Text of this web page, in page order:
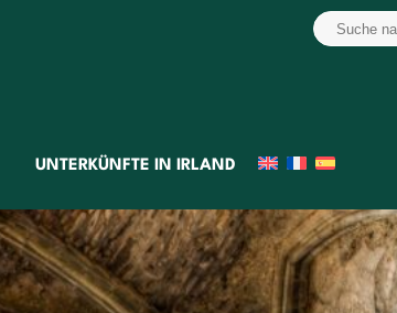
UNTERKÜNFTE IN IRLAND